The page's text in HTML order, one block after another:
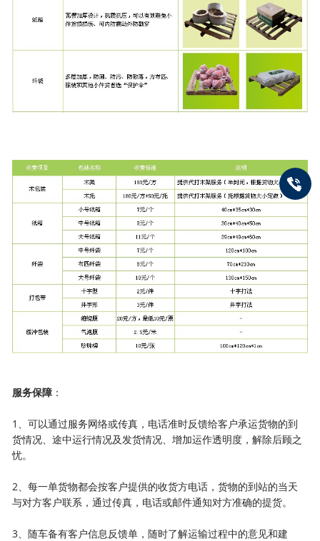
服务保障 ：
1、可以通过服务网络或传真，电话准时反馈给客户承运货物的到
货情况、途中运行情况及发货情况、增加运作透明度，解除后顾之
忧。
2、每一单货物都会按客户提供的收货方电话，货物的到站的当天
与对方客户联系，通过传真，电话或邮件通知对方准确的提货。
3、随车备有客户信息反馈单，随时了解运输过程中的意见和建